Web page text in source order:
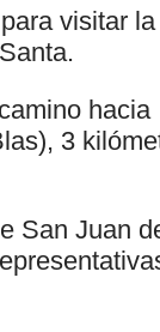
visitar la
hacia
3
San Juan